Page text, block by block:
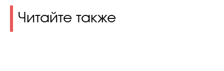
Читайте также